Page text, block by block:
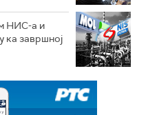
НИС-а и
ка завршној